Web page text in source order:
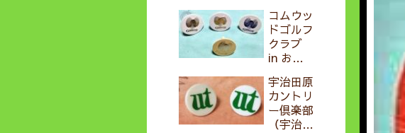
よみうり
パブリッ
クコー
ス）in
おもろい
ゴルフ
コムウッ
ドゴルフ
クラブ
in おも
フ
宇治田原
カントリ
ー倶楽部
（宇治田